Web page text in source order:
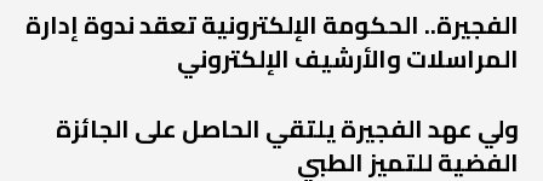
الفجيرة.. الحكومة الإلكترونية تعقد ندوة إدارة
المراسلات والأرشيف الإلكتروني
ولي عهد الفجيرة يلتقي الحاصل على الجائزة
الفضية للتميز الطبي